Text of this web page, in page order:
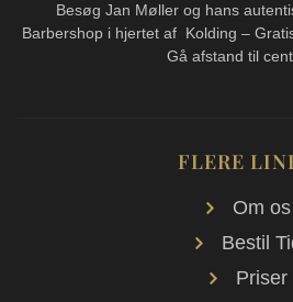
Besøg Jan Møller og hans
Barbershop i hjertet af Kolding –
Gå afstand til
FLERE
Om os
Bestil
Priser